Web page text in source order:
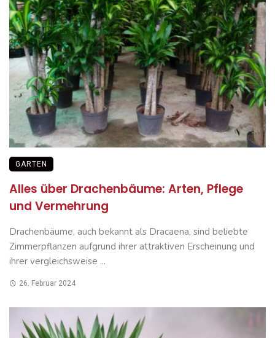
GARTEN
Alles über Drachenbäume: Arten, Pflege
und Vermehrung
Drachenbäume, auch bekannt als Dracaena, sind beliebte
Zimmerpflanzen aufgrund ihrer attraktiven Erscheinung und
ihrer vergleichsweise ...
26. Februar 2024